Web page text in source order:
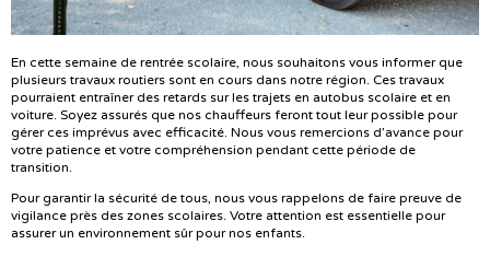
En cette semaine de rentrée scolaire, nous souhaitons vous informer que
plusieurs travaux routiers sont en cours dans notre région. Ces travaux
pourraient entraîner des retards sur les trajets en autobus scolaire et en
voiture. Soyez assurés que nos chauffeurs feront tout leur possible pour
gérer ces imprévus avec efficacité. Nous vous remercions d’avance pour
votre patience et votre compréhension pendant cette période de
transition.
Pour garantir la sécurité de tous, nous vous rappelons de faire preuve de
vigilance près des zones scolaires. Votre attention est essentielle pour
assurer un environnement sûr pour nos enfants.